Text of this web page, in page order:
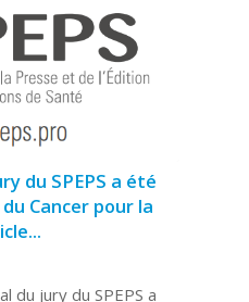
du SPEPS a été
Cancer pour la
du jury du SPEPS a